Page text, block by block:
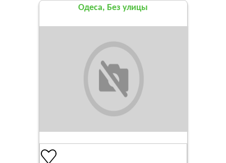
Одеса, Без улицы